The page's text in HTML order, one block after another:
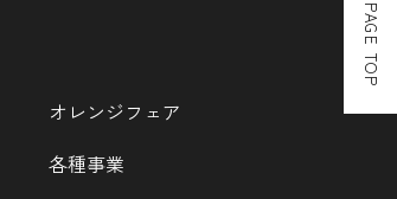
オレンジフェア
各種事業
PAGE TOP